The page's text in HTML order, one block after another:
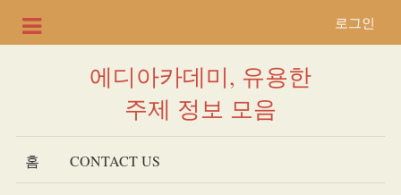
로그인
에디아카데미, 유용한
주제 정보 모음
홈 CONTACT US